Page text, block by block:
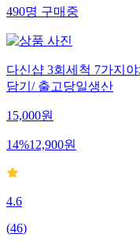
490명구매중
다신샵 3회세척 7가지
담기/ 출고당일생산
15,000원
14%12,900원
4.6
(46)